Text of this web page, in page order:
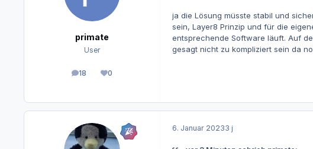
primate
User
18
Beiträge0
Reputation
ja die Lösung müsste stabil und
sein, Layer8 Prinzip und für die
entsprechende Software läuft. Auf
gesagt nicht zu kompliziert sein da
6. Januar 20233 j